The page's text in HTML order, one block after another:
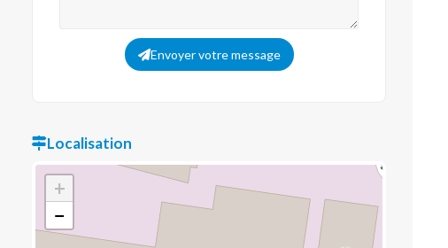
Envoyer votre message
Localisation
+
−